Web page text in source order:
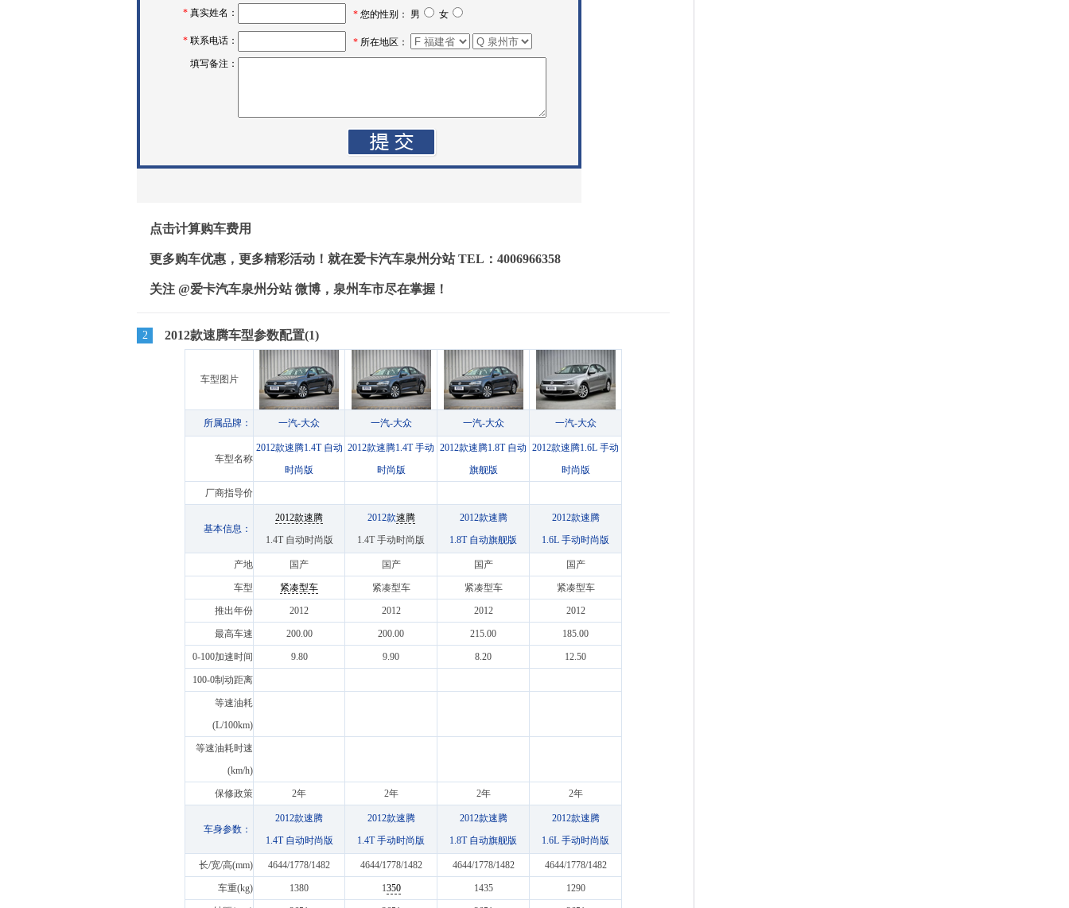
点击计算购车费用
更多购车优惠，更多精彩活动！就在爱卡汽车泉州分站 TEL：4006966358
关注 @爱卡汽车泉州分站 微博，泉州车市尽在掌握！
2 2012款速腾车型参数配置(1)
车型图片
所属品牌： 一汽-大众 一汽-大众 一汽-大众 一汽-大众
车型名称
2012款速腾1.4T 自动
时尚版
2012款速腾1.4T 手动
时尚版
2012款速腾1.8T 自动
旗舰版
2012款速腾1.6L 手动
时尚版
厂商指导价
基本信息：
2012款速腾
1.4T 自动时尚版
2012款速腾
1.4T 手动时尚版
2012款速腾
1.8T 自动旗舰版
2012款速腾
1.6L 手动时尚版
产地 国产 国产 国产 国产
车型 紧凑型车 紧凑型车 紧凑型车 紧凑型车
推出年份 2012 2012 2012 2012
最高车速 200.00 200.00 215.00 185.00
0-100加速时间 9.80 9.90 8.20 12.50
100-0制动距离
等速油耗
(L/100km)
等速油耗时速
(km/h)
保修政策 2年 2年 2年 2年
车身参数：
2012款速腾
1.4T 自动时尚版
2012款速腾
1.4T 手动时尚版
2012款速腾
1.8T 自动旗舰版
2012款速腾
1.6L 手动时尚版
长/宽/高(mm) 4644/1778/1482 4644/1778/1482 4644/1778/1482 4644/1778/1482
车重(kg) 1380 1350 1435 1290